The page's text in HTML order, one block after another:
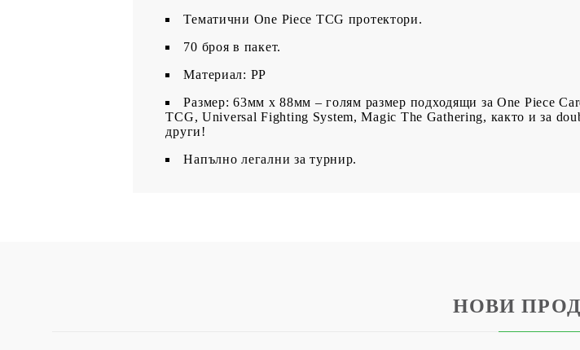
Тематични One Piece TCG протектори.
70 броя в пакет.
Материал: PP
Размер: 63мм х 88мм – голям размер подходящи за One Piece
TCG, Universal Fighting System, Magic The Gathering, както и за
други!
Напълно легални за турнир.
НОВИ